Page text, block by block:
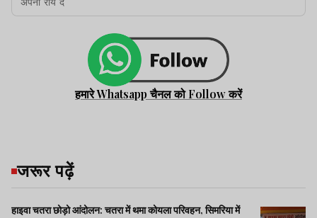
हमारे Whatsapp चैनल को Follow करें
जरूर पढ़ें
हाइवा चतरा छोड़ो आंदोलन: चतरा में थमा कोयला परिवहन, सिमरिया में